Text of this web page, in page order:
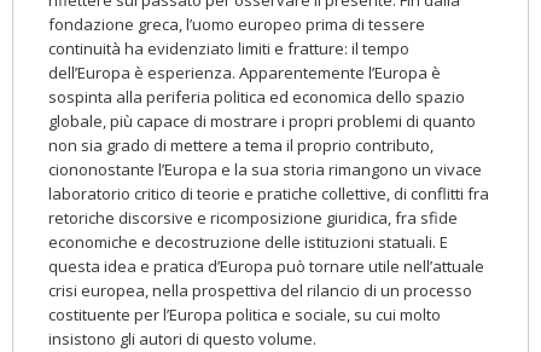
fondazione greca, l’uomo europeo prima di tessere
continuità ha evidenziato limiti e fratture: il tempo
dell’Europa è esperienza. Apparentemente l’Europa è
sospinta alla periferia politica ed economica dello spazio
globale, più capace di mostrare i propri problemi di quanto
non sia grado di mettere a tema il proprio contributo,
ciononostante l’Europa e la sua storia rimangono un vivace
laboratorio critico di teorie e pratiche collettive, di conflitti fra
retori­che discorsive e ricomposizione giuridica, fra sfide
economiche e deco­struzione delle istituzioni statuali. E
questa idea e pratica d’Europa può tornare utile nell’attuale
crisi europea, nella prospet­tiva del rilancio di un processo
costituente per l’Europa politica e so­ciale, su cui molto
insistono gli autori di questo volume.